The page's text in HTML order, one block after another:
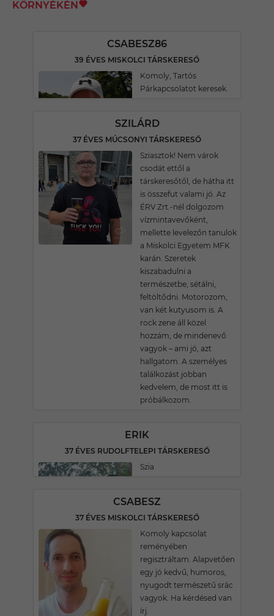
KÖRNYÉKÉN
CSABESZ86
39 ÉVES MISKOLCI TÁRSKERESŐ
Komoly, Tartós
Párkapcsolatot keresek.
SZILÁRD
37 ÉVES MÚCSONYI TÁRSKERESŐ
Sziasztok! Nem várok
csodát ettől a
társkeresőtől, de hátha itt
is összefut valami jó. Az
ÉRV Zrt.-nél dolgozom
vízmintavevőként,
mellette levelezőn tanulok
a Miskolci Egyetem MFK
karán. Szeretek
kiszabadulni a
természetbe, sétálni,
feltöltődni. Motorozom,
van két kutyusom is. A
rock zene áll közel
hozzám, de mindenevő
vagyok – ami jó, azt
hallgatom. A személyes
találkozást jobban
kedvelem, de most itt is
próbálkozom.
ERIK
37 ÉVES RUDOLFTELEPI TÁRSKERESŐ
Szia
CSABESZ
37 ÉVES MISKOLCI TÁRSKERESŐ
Komoly kapcsolat
reményében
regisztráltam. Alapvetően
egy jó kedvű, humoros,
nyugodt természetű srác
vagyok. Ha kérdésed van
írj.